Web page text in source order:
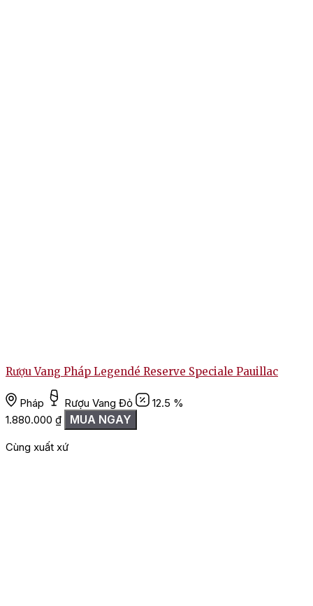
Rượu Vang Pháp Legendé Reserve Speciale Pauillac
Pháp Rượu Vang Đỏ
12.5 %
1.880.000 ₫ MUA NGAY
Cùng xuất xứ